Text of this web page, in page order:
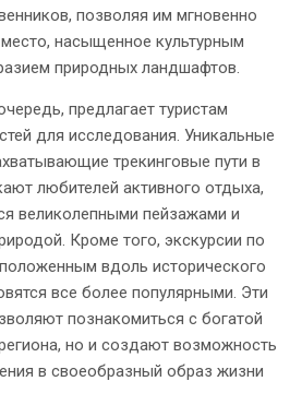
позволяя им мгновенно
насыщенное культурным
природных ландшафтов.
предлагает туристам
для исследования. Уникальные
трекинговые пути в
любителей активного отдыха,
великолепными пейзажами и
Кроме того, экскурсии по
вдоль исторического
все более популярными. Эти
познакомиться с богатой
но и создают возможность
в своеобразный образ жизни